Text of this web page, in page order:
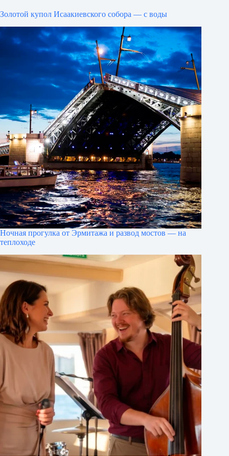
Золотой купол Исаакиевского собора — с воды
Ночная прогулка от Эрмитажа и развод мостов — на
теплоходе